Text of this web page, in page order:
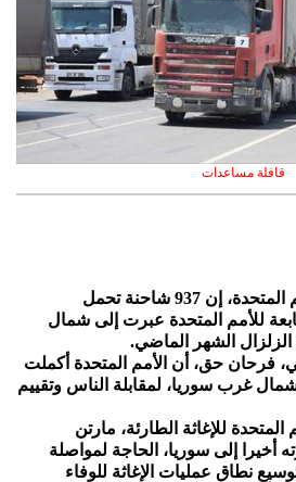
قافلة مساعدات
المدينة نيوز :- قالت الأمم المتحدة، إن 937 شاحنة تحمل
7 وكالات تابعة للأمم المتحدة عبرت إلى شمال
الشهر الماضي.
فرحان حق، أن الأمم المتحدة أكملت
شمال غرب سوريا، لمقابلة الناس وتقييم
للإغاثة الطارئة، مارتن
أخيرا إلى سوريا، الحاجة لمواصلة
نطاق عمليات الإغاثة للوفاء